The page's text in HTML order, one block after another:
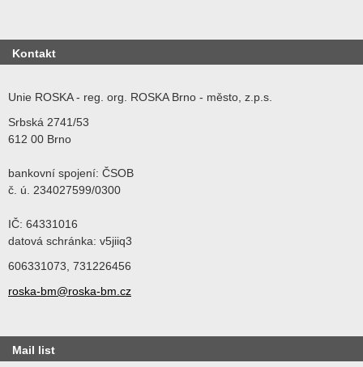
Kontakt
Unie ROSKA - reg. org. ROSKA Brno - město, z.p.s.
Srbská 2741/53
612 00 Brno
bankovní spojení: ČSOB
č. ú. 234027599/0300
IČ: 64331016
datová schránka: v5jiiq3
606331073, 731226456
roska-bm@roska-bm.cz
Mail list